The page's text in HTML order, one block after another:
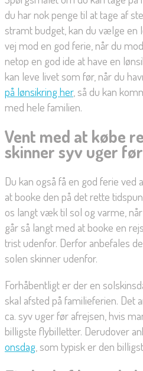
du har nok penge til at tage af
stramt budget, kan du vælge en
vej mod en god ferie, når du
netop en god ide at have en
kan leve livet som før, når du
på lønsikring her, så du kan
med hele familien.
Vent med at købe
skinner syv uger
Du kan også få en god ferie ved
at booke den på det rette
os langt væk til sol og varme,
går så langt med at booke en
trist udenfor. Derfor anbefales
solen skinner udenfor.
Forhåbentligt er der en
skal afsted på familieferien. Det
ca. syv uger før afrejsen, hvis
billigste flybilletter. Derudover
onsdag, som typisk er den